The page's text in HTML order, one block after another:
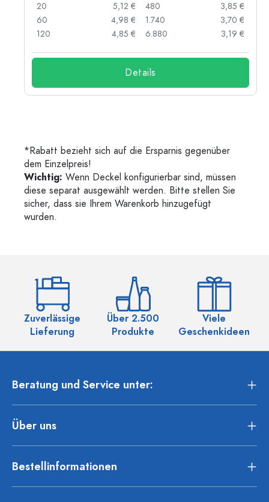
20
5,12 €
60
4,98 €
120
4,85 €
480
3,85 €
1.740
3,70 €
6.880
3,19 €
Details
*Rabatt bezieht sich auf die Ersparnis gegenüber
dem Einzelpreis!
Wichtig: Wenn Deckel konfigurierbar sind, müssen
diese separat ausgewählt werden. Bitte stellen Sie
sicher, dass sie Ihrem Warenkorb hinzugefügt
wurden.
Zuverlässige
Lieferung
Über 2.500
Produkte
Viele
Geschenkideen
Beratung und Service unter:
Über uns
Bestellinformationen